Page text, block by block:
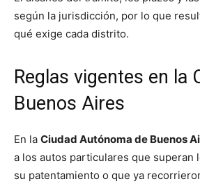
según la jurisdicción, por lo que
qué exige cada distrito.
Reglas vigentes en la
Buenos Aires
En la Ciudad Autónoma de Buenos
a los autos particulares que superan
su patentamiento o que ya